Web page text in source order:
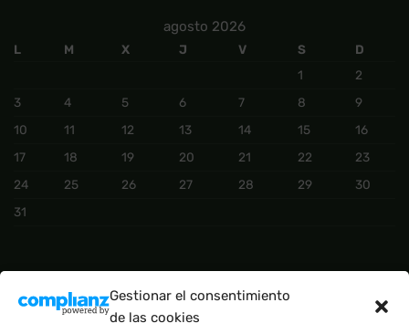
Gestionar el consentimiento
de las cookies
agosto 2026
L M X J V S
D
1
2
3
4 5 6 7 8
9
10
11 12 13 14 15
16
17
18 19 20 21 22
23
24
25 26 27 28 29
30
31
CATEGORÍAS DEL PRODUCTO